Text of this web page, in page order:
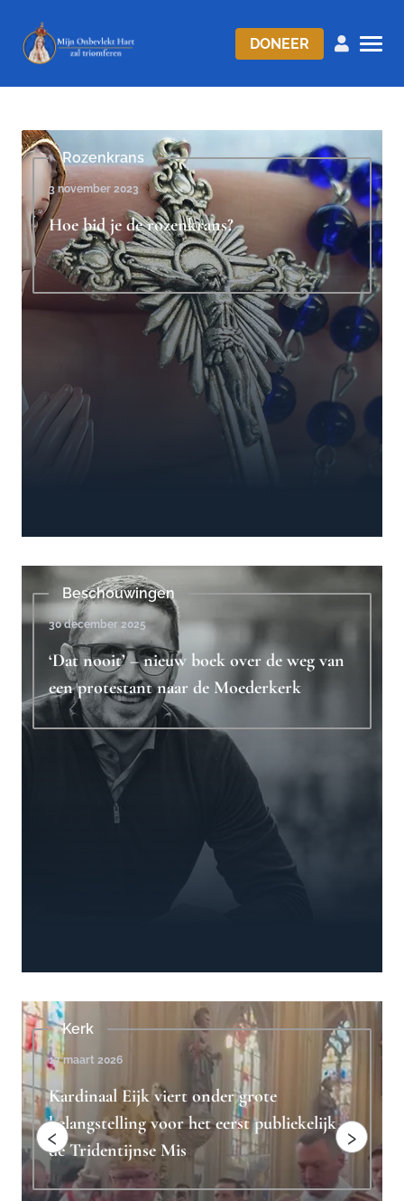
DONEER
Rozenkrans
3 november 2023
Hoe bid je de rozenkrans?
Beschouwingen
30 december 2025
‘Dat nooit’ – nieuw boek over de weg van
een protestant naar de Moederkerk
Beschouwingen
4 februari 2023
Ridderlijkheid is het antwoord op
"toxische mannelijkheid"
‹ ›